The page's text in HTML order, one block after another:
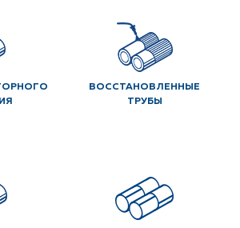
ВОССТАНОВЛЕННЫЕ
ТРУБЫ